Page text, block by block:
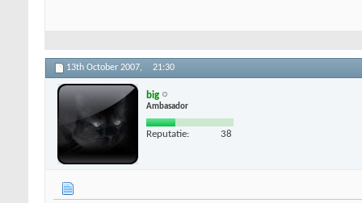
13th October 2007, 21:30
big
Ambasador
Reputatie: 38